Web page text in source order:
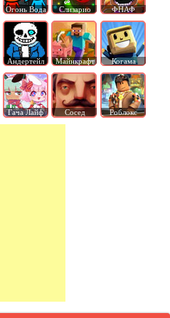
Огонь Вода Слизарио ФНАФ
Андертейл Майнкрафт Когама
Гача Лайф Сосед Роблокс